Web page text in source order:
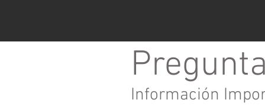
Información